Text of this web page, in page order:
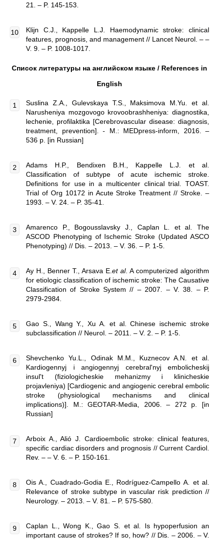
21. – P. 145-153.
Klijn C.J., Kappelle L.J. Haemodynamic stroke: clinical
features, prognosis, and management // Lancet Neurol. – –
V. 9. – P. 1008-1017.
Список литературы на английском языке / References in
English
Suslina Z.A., Gulevskaya T.S., Maksimova M.Yu. et al.
Narusheniya mozgovogo krovoobrashheniya: diagnostika,
lechenie, profilaktika [Cerebrovascular disease: diagnosis,
treatment, prevention]. - M.: MEDpress-inform, 2016. –
536 p. [in Russian]
Adams H.P., Bendixen B.H., Kappelle L.J. et al.
Classification of subtype of acute ischemic stroke.
Definitions for use in a multicenter clinical trial. TOAST.
Trial of Org 10172 in Acute Stroke Treatment // Stroke. –
1993. – V. 24. – P. 35-41.
Amarenco P., Bogousslavsky J., Caplan L. et al. The
ASCOD Phenotyping of Ischemic Stroke (Updated ASCO
Phenotyping) // Dis. – 2013. – V. 36. – P. 1-5.
Ay H., Benner T., Arsava E. et al. A computerized algorithm
for etiologic classification of ischemic stroke: The Causative
Classification of Stroke System // – 2007. – V. 38. – P.
2979-2984.
Gao S., Wang Y., Xu A. et al. Chinese ischemic stroke
subclassification // Neurol. – 2011. – V. 2. – P. 1-5.
Shevchenko Yu.L., Odinak M.M., Kuznecov A.N. et al.
Kardiogennyj i angiogennyj cerebral'nyj embolicheskij
insul't (fiziologicheskie mehanizmy i klinicheskie
projavleniya) [Cardiogenic and angiogenic cerebral embolic
stroke (physiological mechanisms and clinical
implications)]. M.: GEOTAR-Media, 2006. – 272 p. [in
Russian]
Arboix A., Alió J. Cardioembolic stroke: clinical features,
specific cardiac disorders and prognosis // Current Cardiol.
Rev. – – V. 6. – P. 150-161.
Ois A., Cuadrado-Godia E., Rodríguez-Campello А. et al.
Relevance of stroke subtype in vascular risk prediction //
Neurology. – 2013. – V. 81. – P. 575-580.
Caplan L., Wong K., Gao S. et al. Is hypoperfusion an
important cause of strokes? If so, how? // Dis. – 2006. – V.